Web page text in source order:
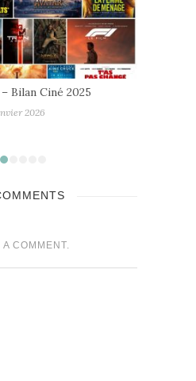
Bilan Ciné 2025
2026
A COMMENT.